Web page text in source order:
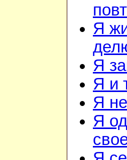
Я
Я
Я и
Я
Я